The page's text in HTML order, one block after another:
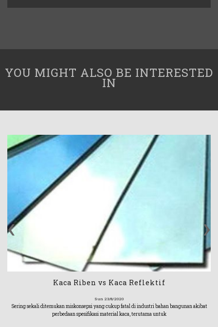
YOU MIGHT ALSO BE INTERESTED
IN
Kaca Riben vs Kaca Reflektif
Sun 23/8/2020
Sering sekali ditemukan miskonsepsi yang cukup fatal di industri bahan bangunan akibat
perbedaan spesifikasi material kaca, terutama untuk
‹ ›